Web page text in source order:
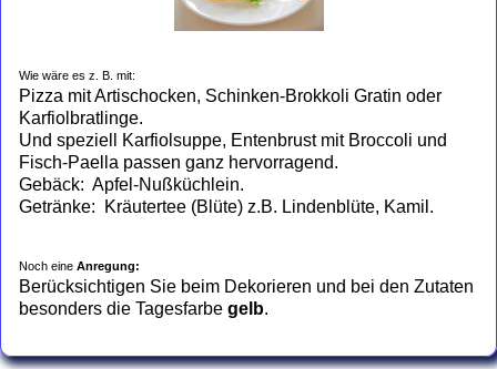
Wie wäre es z. B. mit:
Pizza mit Artischocken, Schinken-Brokkoli Gratin oder
Karfiolbratlinge.
Und speziell Karfiolsuppe, Entenbrust mit Broccoli und
Fisch-Paella passen ganz hervorragend.
Gebäck: Apfel-Nußküchlein.
Getränke: Kräutertee (Blüte) z.B. Lindenblüte, Kamil.
Noch eine Anregung:
Berücksichtigen Sie beim Dekorieren und bei den Zutaten
besonders die Tagesfarbe gelb.